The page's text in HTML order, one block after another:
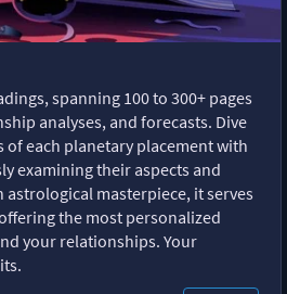
spanning 100 to 300+ pages
analyses, and forecasts. Dive
each planetary placement with
examining their aspects and
astrological masterpiece, it serves
the most personalized
your relationships. Your